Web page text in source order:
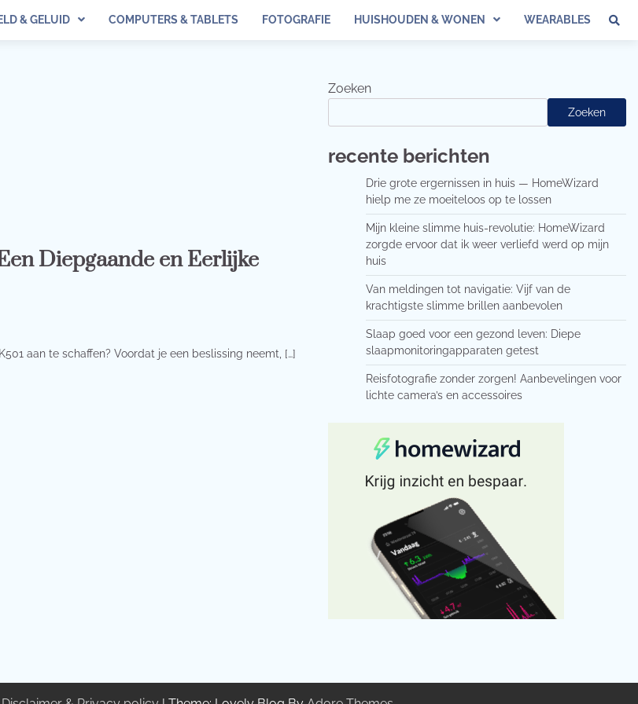
& GELUID COMPUTERS & TABLETS FOTOGRAFIE HUISHOUDEN & WONEN WEARABLES
Diepgaande en Eerlijke
aan te schaffen? Voordat je een beslissing neemt, […]
Zoeken
Zoeken
recente berichten
Drie grote ergernissen in huis — HomeWizard
hielp me ze moeiteloos op te lossen
Mijn kleine slimme huis-revolutie: HomeWizard
zorgde ervoor dat ik weer verliefd werd op mijn
huis
Van meldingen tot navigatie: Vijf van de
krachtigste slimme brillen aanbevolen
Slaap goed voor een gezond leven: Diepe
slaapmonitoringapparaten getest
Reisfotografie zonder zorgen! Aanbevelingen voor
lichte camera’s en accessoires